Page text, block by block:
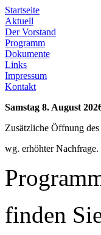
Startseite
Aktuell
Der Vorstand
Programm
Dokumente
Links
Impressum
Kontakt
Samstag 8. August
Zusätzliche Öffnung
wg. erhöhter Nachfrage.
finden